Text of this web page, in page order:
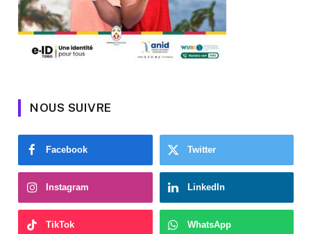
NOUS SUIVRE
Facebook Twitter
Instagram LinkedIn
TikTok WhatsApp